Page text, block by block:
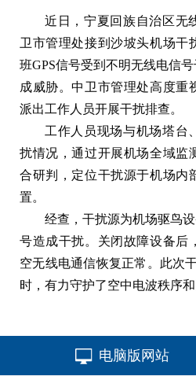
近日，宁夏回族自治区无
卫市管理处接到沙坡头机场干
班GPS信号受到不明无线电信
成威胁。中卫市管理处高度重
派出工作人员开展干扰排查。
工作人员现场与机场塔台
扰情况，通过开展机场全域监
合研判，定位干扰源于机场内
置。
经查，干扰源为机场驱鸟
号造成干扰。关闭故障设备后
空无线电通信恢复正常。此次
时，有力守护了空中电波秩序和
电脑版网站